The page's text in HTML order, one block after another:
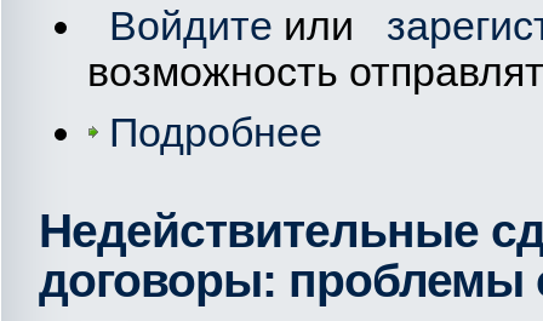
Войдите или
возможность
Подробнее
Недействительные
договоры: проблемы